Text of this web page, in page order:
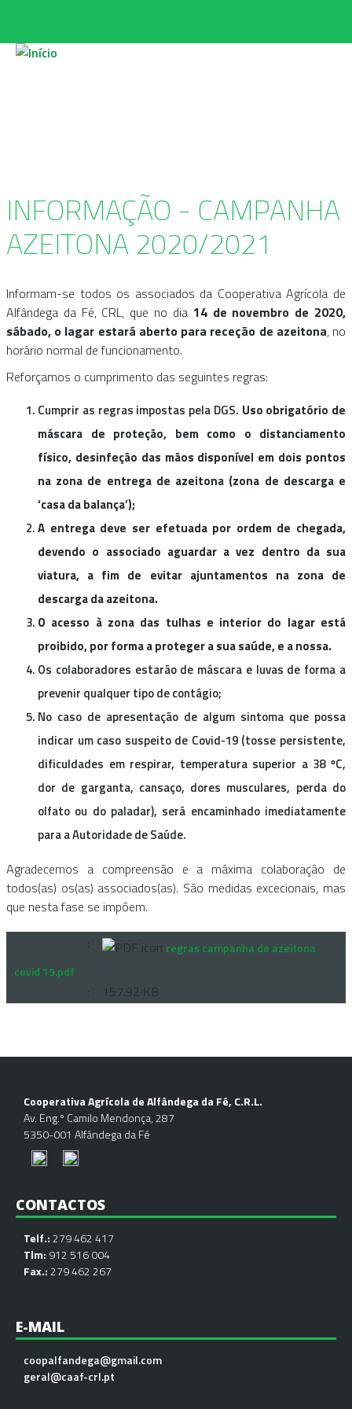
INFORMAÇÃO - CAMPANHA
AZEITONA 2020/2021
Informam-se todos os associados da Cooperativa Agrícola de
Alfândega da Fé, CRL, que no dia14 de novembro de 2020,
sábado, o lagar estará aberto para receção de azeitona, no
horário normal de funcionamento.
Reforçamos o cumprimento das seguintes regras:
Cumprir as regras impostas pela DGS. Uso obrigatório de
máscara de proteção, bem como o distanciamento
físico, desinfeção das mãos disponível em dois pontos
na zona de entrega de azeitona (zona de descarga e
‘casa da balança’);
A entrega deve ser efetuada por ordem de chegada,
devendo o associado aguardar a vez dentro da sua
viatura, a fim de evitar ajuntamentos na zona de
descarga da azeitona.
O acesso à zona das tulhas e interior do lagar está
proibido, por forma a proteger a sua saúde, e a nossa.
Os colaboradores estarão de máscara e luvas de forma a
prevenir qualquer tipo de contágio;
No caso de apresentação de algum sintoma que possa
indicar um caso suspeito de Covid-19 (tosse persistente,
dificuldades em respirar, temperatura superior a 38 ºC,
dor de garganta, cansaço, dores musculares, perda do
olfato ou do paladar), será encaminhado imediatamente
para a Autoridade de Saúde.
Agradecemos a compreensão e a máxima colaboração de
todos(as) os(as) associados(as). São medidas excecionais, mas
que nesta fase se impõem.
regras campanha de azeitona
covid 19.pdf
157.92 KB
Cooperativa Agrícola de Alfândega da Fé, C.R.L.
Av. Eng.º Camilo Mendonça, 287
5350-001 Alfândega da Fé
CONTACTOS
Telf.:279 462 417
Tlm: 912 516 004
Fax.:279 462 267
E-MAIL
coopalfandega@gmail.com
geral@caaf-crl.pt